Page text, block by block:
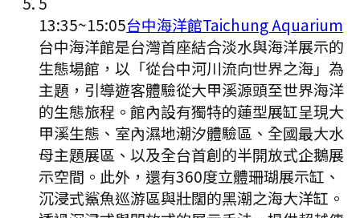
13:35~15:05台中海洋館Taichung Aquarium
台中海洋館是台灣首座結合淡水與海洋展示的
生態場館，以「從台中河川流向世界之海」為
主題，引導遊客體驗從大甲溪源頭至世界海洋
的生態旅程。館內設有獨特的蓮型展缸呈現大
甲溪生態、室內濕地潮汐體驗區、全國最大水
母主題展區、以及全台首創的半開放式企鵝展
示空間。此外，還有360度立體珊瑚展示缸、
沉浸式鯊魚巡游區與壯闊的黑潮之海大洋缸。